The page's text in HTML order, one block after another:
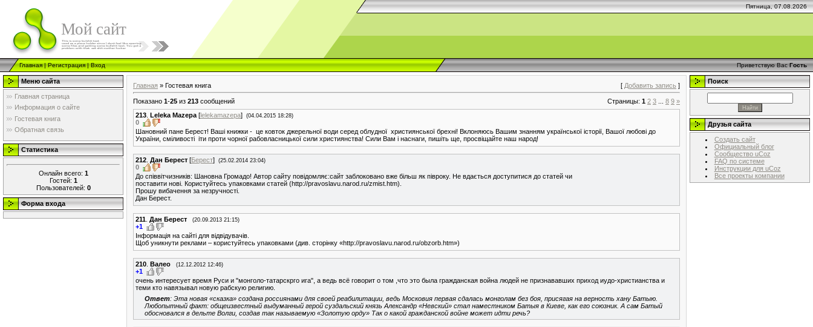
Пятница, 07.08.2026
Мой сайт
Главная|Регистрация|Вход Приветствую Вас Гость
Меню сайта
Главная страница
Информация о сайте
Гостевая книга
Обратная связь
Статистика
Онлайн всего: 1
Гостей: 1
Пользователей: 0
Форма входа
Главная » Гостевая книга [ Добавить запись ]
Страницы: 1 2 3 8 9 »
Показано 1-25 из 213 сообщений
213 Leleka Mazepa [lelekamazepa] (04.04.2015 18:28)
0
Шановний пане Берест! Ваші книжки - це ковток джерельної води серед облудної християнської брехні! Вклоняюсь Вашим знанням української історії, Вашої любові до
України, сміливості іти проти чорної рабовласницької сили християнства! Сили Вам і наснаги, пишіть ще, просвіщайте наш народ!
212 Дан Берест [Берест] (25.02.2014 23:04)
0
До співвітчизників: Шановна Громадо! Автор сайту повідомляє:сайт заблоковано вже більш як півроку. Не вдається доступитися до статей чи
поставити нові. Користуйтесь упаковками статей (http://pravoslavu.narod.ru/zmist.htm).
Прошу вибачення за незручності.
Дан Берест.
211 Дан Берест (20.09.2013 21:15)
+1
Інформація на сайті для відвідувачів.
Щоб уникнути реклами – користуйтесь упаковками (див. сторінку «http://pravoslavu.narod.ru/obzorb.htm»)
210 Валео (12.12.2012 12:46)
+1
очень интересует время Руси и "монголо-татарскрго ига", а ведь всё говорит о том ,что это была гражданская война людей не признававших приход иудо-христианства и
теми кто навязывал новую рабскую религию.
Ответ: Эта новая «сказка» создана россиянами для своей реабилитации, ведь Московия первая сдалась монголам без боя, присягая на верность хану Батыю.
Любопытный факт: общеизвестный выдуманный герой суздальский князь Александр «Невский» стал наместником Батыя в Киеве, как его союзник. А сам Батый
обосновался в дельте Волги, создав так называемую «Золотую орду» Так о какой гражданской войне может идти речь?
Поиск
Друзья сайта
Создать сайт
Официальный блог
Сообщество uCoz
FAQ по системе
Инструкции для uCoz
Все проекты компании